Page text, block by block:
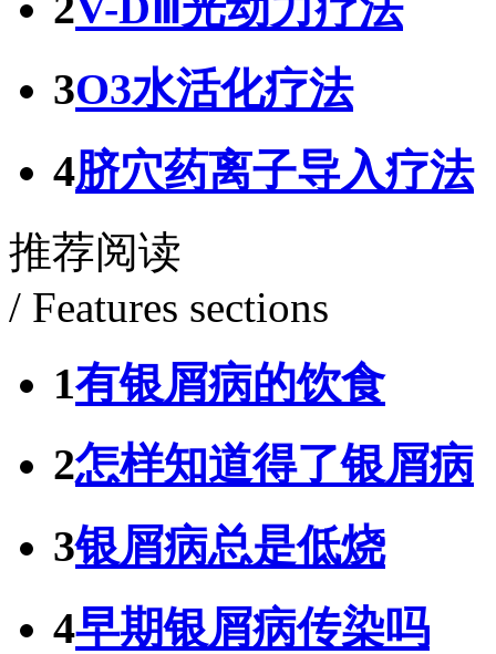
3O3水活化疗法
4脐穴药离子导入疗法
推荐阅读
/ Features sections
1有银屑病的饮食
2怎样知道得了银屑病
3银屑病总是低烧
4早期银屑病传染吗